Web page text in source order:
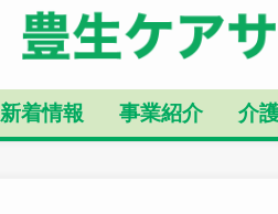
新着情報 事業紹介 介